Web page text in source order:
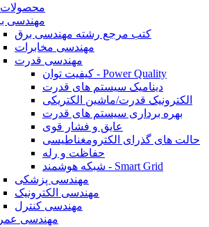
مهندسی
کتب مرجع رشته مهندسی برق
مهندسی مخابرات
مهندسی قدرت
کیفیت توان - Power Quality
دینامیک سیستم های قدرت
الکترونیک قدرت/ماشین الکتریکی
بهره برداری سیستم های قدرت
عایق و فشار قوی
حالت های گذرای الکترومغناطیسی
حفاظت و رله
شبکه هوشمند - Smart Grid
مهندسی پزشکی
مهندسی الکترونیک
مهندسی کنترل
مهندسی